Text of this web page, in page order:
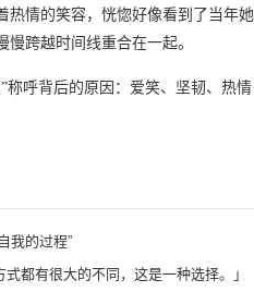
热情的笑容，恍惚好像看到了当年她
跨越时间线重合在一起。
称呼背后的原因：爱笑、坚韧、热情
我的过程”
都有很大的不同，这是一种选择。」